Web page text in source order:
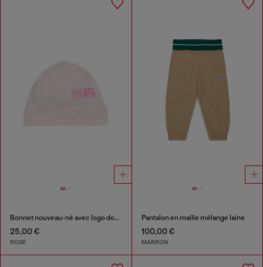
Bonnet nouveau-né avec logo doodle imprimé
25,00 €
ROSE
Pantalon en maille mélange laine
100,00 €
MARRON